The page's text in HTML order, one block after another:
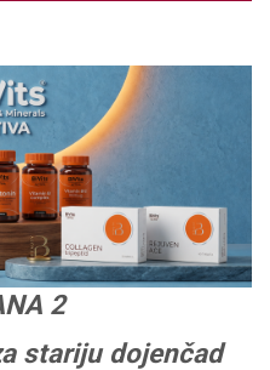
2
stariju dojenčad